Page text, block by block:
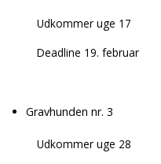
Udkommer uge 17
Deadline 19. februar
Gravhunden nr. 3
Udkommer uge 28